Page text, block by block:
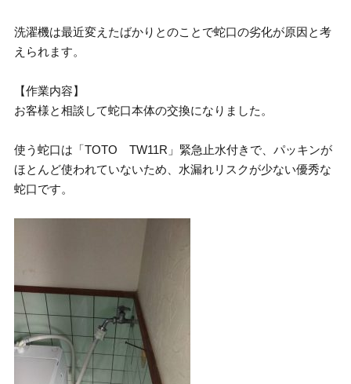
洗濯機は最近変えたばかりとのことで蛇口の劣化が原因と考
えられます。
【作業内容】
お客様と相談して蛇口本体の交換になりました。
使う蛇口は「TOTO TW11R」緊急止水付きで、パッキンが
ほとんど使われていないため、水漏れリスクが少ない優秀な
蛇口です。